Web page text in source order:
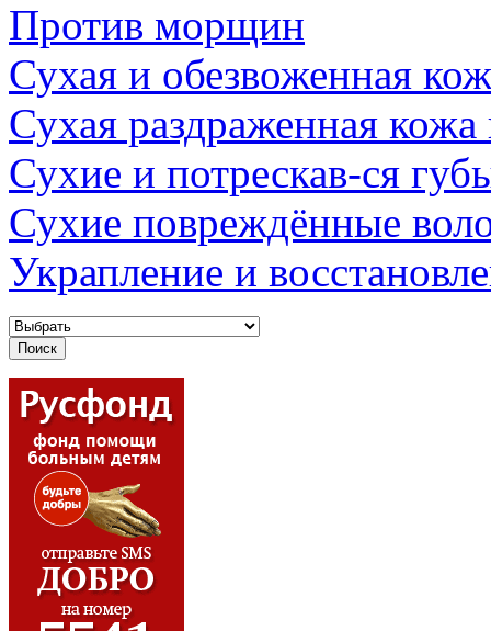
Против морщин
Сухая и обезвоженная
Сухая раздраженная кожа
Сухие и потрескав-ся
Сухие повреждённые
Украпление и